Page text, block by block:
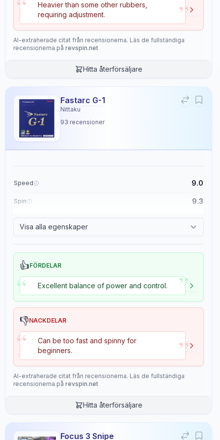
Heavier than some other rubbers,
requiring adjustment.
”
AI-extraherade citat från recensionerna. Läs de fullständiga
recensionerna på revspin.net
Hitta återförsäljare
Fastarc G-1
Nittaku
93 recensioner
Speed 9.0
Spin 9.3
Visa alla egenskaper
👍FÖRDELAR
“ Excellent balance of power and control. ”
👎NACKDELAR
“
Can be too fast and spinny for
beginners.
”
AI-extraherade citat från recensionerna. Läs de fullständiga
recensionerna på revspin.net
Hitta återförsäljare
Focus 3 Snipe
reliable and powerful returns.
The DNA Platinum H is particularly well-suited for forehand play and
can produce lightning-fast returns.
It has an overall rating of 9.1 and is recommended for players with a
skill level of 8/10.
Stiga Sports
Egenskaper
Speed
8.3
5.5
Gears
7.0
Consistency
8.8
Durability
Overall
Recensionsdata